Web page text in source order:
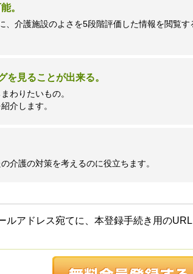
。
、介護施設のよさを5段階評価した情報を閲覧す
を見ることが出来る。
わりたいもの。
介します。
介護の対策を考えるのに役立ちます。
ルアドレス宛てに、本登録手続き用の